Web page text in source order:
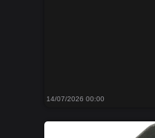
14/07/2026 00:00